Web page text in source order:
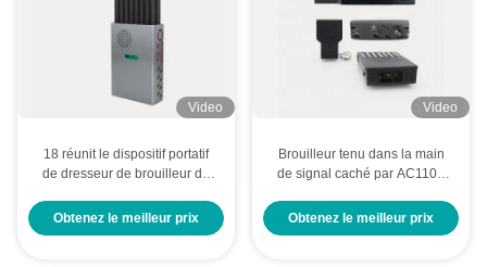
Video
18 réunit le dispositif portatif
de dresseur de brouilleur du
de 25m
Obtenez le meilleur prix
Video
Brouilleur tenu dans la main
de signal caché par AC110V
téléphone portable 12000mAh
de 30m
Obtenez le meilleur prix